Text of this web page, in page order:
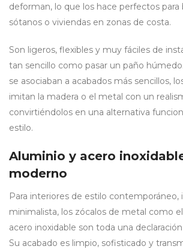
deforman, lo que los hace perfectos para
sótanos o viviendas en zonas de costa.
Son ligeros, flexibles y muy fáciles de
tan sencillo como pasar un paño
se asociaban a acabados más sencillos,
imitan la madera o el metal con un
convirtiéndolos en una alternativa
estilo.
Aluminio y acero
moderno
Para interiores de estilo contemporáneo,
minimalista, los zócalos de metal como
acero inoxidable son toda una
Su acabado es limpio, sofisticado y